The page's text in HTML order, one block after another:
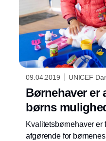
09.04.2019 UNICEF
Børnehaver er
børns
Kvalitetsbørnehaver
afgørende for